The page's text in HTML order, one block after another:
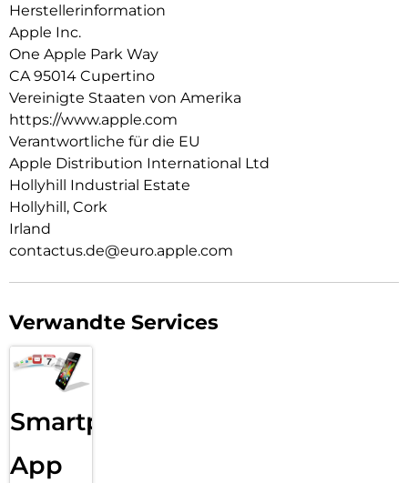
Herstellerinformation
Apple Inc.
One Apple Park Way
CA 95014 Cupertino
Vereinigte Staaten von Amerika
https://www.apple.com
Verantwortliche für die EU
Apple Distribution International Ltd
Hollyhill Industrial Estate
Hollyhill, Cork
Irland
contactus.de@euro.apple.com
Verwandte Services
Smartphone
App